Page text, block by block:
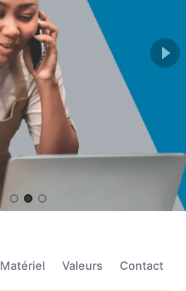
Matériel Valeurs Contact